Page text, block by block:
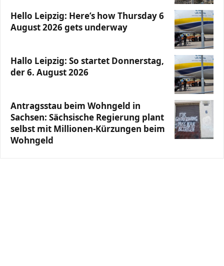
Hello Leipzig: Here’s how Thursday 6
August 2026 gets underway
Hallo Leipzig: So startet Donnerstag,
der 6. August 2026
Antragsstau beim Wohngeld in
Sachsen: Sächsische Regierung plant
selbst mit Millionen-Kürzungen beim
Wohngeld